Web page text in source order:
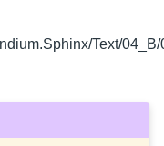
Text/